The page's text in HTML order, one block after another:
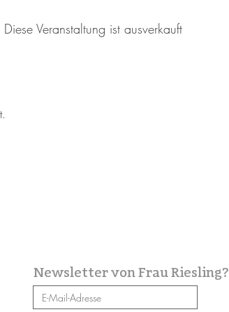
Diese Veranstaltung ist ausverkauft
Newsletter von Frau Riesling?